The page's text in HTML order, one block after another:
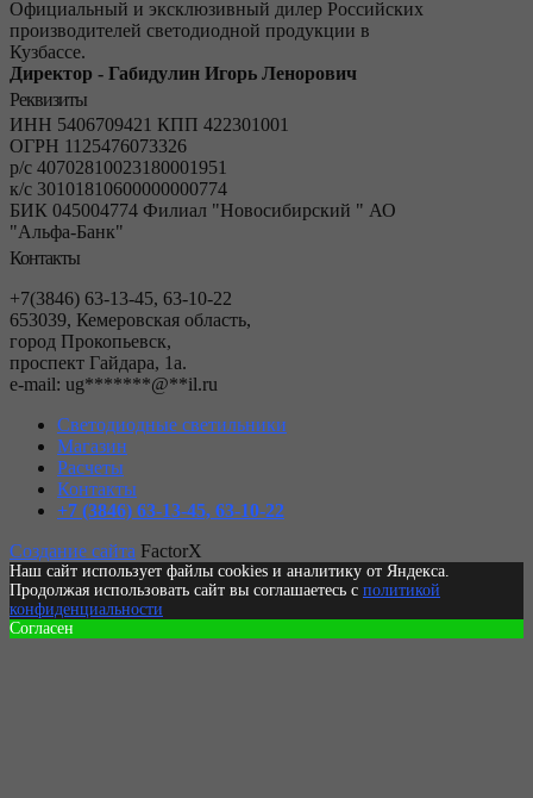
Официальный и эксклюзивный дилер Российских
производителей светодиодной продукции в
Кузбассе.
Директор - Габидулин Игорь Ленорович
Реквизиты
ИНН 5406709421 КПП 422301001
ОГРН 1125476073326
р/с 40702810023180001951
к/с 30101810600000000774
БИК 045004774 Филиал "Новосибирский " АО
"Альфа-Банк"
Контакты
+7(3846) 63-13-45, 63-10-22
653039, Кемеровская область,
город Прокопьевск,
проспект Гайдара, 1а.
е-mail: ug*******@**il.ru
Светодиодные светильники
Магазин
Расчеты
Контакты
+7 (3846) 63-13-45, 63-10-22
Создание сайта FactorX
Наш сайт использует файлы cookies и аналитику от Яндекса.
Продолжая использовать сайт вы соглашаетесь с политикой
конфиденциальности
Согласен